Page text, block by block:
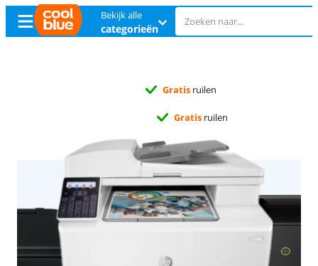
Bekijk alle
categorieën
Gratisruilen
Gratisruilen